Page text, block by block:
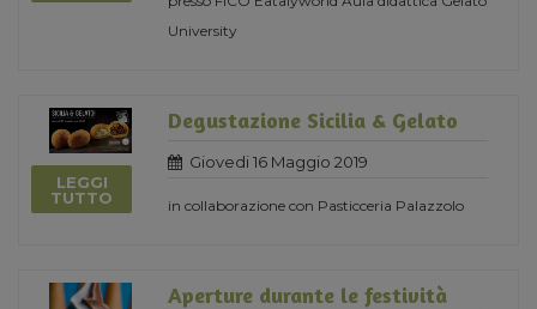
University
LEGGI
TUTTO
Degustazione Sicilia & Gelato
Giovedi 16 Maggio 2019
in collaborazione con Pasticceria Palazzolo
Aperture durante le festività